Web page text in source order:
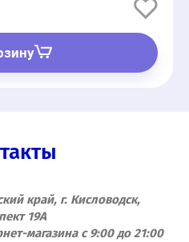
край, г. Кисловодск,
19А
магазина с 9:00 до 21:00